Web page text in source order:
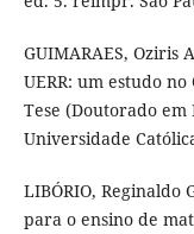
GUIMARAES, Oziris
UERR: um estudo
Tese (Doutorado
Universidade
LIBÓRIO, Reginaldo
para o ensino de